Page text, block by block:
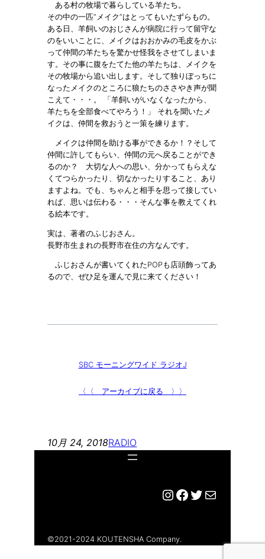
ある村の牧場で暮らしている羊たち。
その中の一匹“メイク”はとってもいたずらもの。
ある日、羊飼いのおじさんが病院に行って留守な
のをいいことに、メイクはおおかみの毛皮をかぶ
って仲間の羊たちを驚かせ怪我をさせてしまいま
す。その事に腹をたてた他の羊たちは、メイクを
その牧場から追い出します。そして独りぼっちに
なったメイクのところに狼たちのささやき声が聞
こえて・・・。 「羊飼いがいなくなったから、
羊たちを全部食べてやろう！」 それを聞いたメ
イクは、仲間を救おうと一策を練ります。
メイクは仲間を助ける事ができるか！？そして
仲間に許してもらい、仲間の元へ戻ることができ
るのか？ 大切な人への思い、分かってもらえな
くてつらかったり、切なかったりすること、あり
ますよね。でも、ちゃんと相手を思って接してい
れば、思いは伝わる・・・そんな事を教えてくれ
る絵本です。
実は、著者のふじおさん。
長野市生まれの長野市在住の方なんです。
ふじおさんが書いてくれたPOPも店頭飾ってあ
るので、ぜひ足を運んで見に来てください！
SBC モーニングワイド ラジオJ
〈〈 アーカイブに戻る 〉〉
10月 24, 2018RADIO
Instagram
Facebook
Twitter
メール
©︎2021-2024 KOUTENSHA Company.